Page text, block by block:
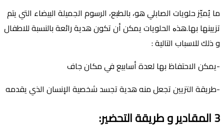
ما يُميّز حلويات الصابلي هو، بالطبع، الرسوم الجميلة البيضاء التي يتم
تزيينها بها.هذە الحلويات يمكن أن تكون هدية رائعة بالنسبة للاطفال
و ذلك للاسباب التالية :
-يمكن الاحتفاظ بها لعدة أسابيع في مكان جاف
-طريقة التزيين تجعل منه هدية تجسد شخصية اﻹنسان الذي يقدمه
3المقادير و طريقة التحضير: